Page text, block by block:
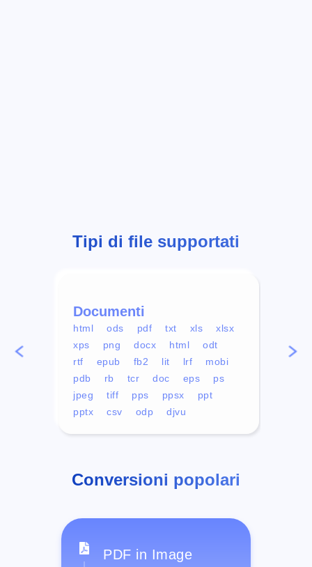
Tipi di file supportati
Documenti
html ods pdf txt xls
xlsx
xps
png docx html
odt
rtf
epub fb2 lit lrf
mobi
pdb
rb tcr doc eps
ps
jpeg
tiff pps ppsx
ppt
pptx
csv odp djvu
mp4
Conversioni popolari
PDF in Image